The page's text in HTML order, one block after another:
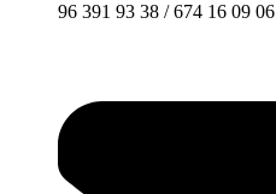
96 391 93 38 / 674 16 09 06